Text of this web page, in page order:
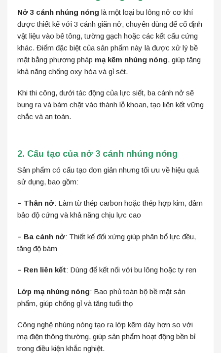
Nở 3 cánh nhúng nóng là một loại bu lông nở cơ khí
được thiết kế với 3 cánh giãn nở, chuyên dùng để cố định
vật liệu vào bê tông, tường gạch hoặc các kết cấu cứng
khác. Điểm đặc biệt của sản phẩm này là được xử lý bề
mặt bằng phương pháp mạ kẽm nhúng nóng, giúp tăng
khả năng chống oxy hóa và gỉ sét.
Khi thi công, dưới tác động của lực siết, ba cánh nở sẽ
bung ra và bám chặt vào thành lỗ khoan, tạo liên kết vững
chắc và an toàn.
2. Cấu tạo của nở 3 cánh nhúng nóng
Sản phẩm có cấu tạo đơn giản nhưng tối ưu về hiệu quả
sử dụng, bao gồm:
– Thân nở: Làm từ thép carbon hoặc thép hợp kim, đảm
bảo độ cứng và khả năng chịu lực cao
– Ba cánh nở: Thiết kế đối xứng giúp phân bổ lực đều,
tăng độ bám
– Ren liên kết: Dùng để kết nối với bu lông hoặc ty ren
Lớp mạ nhúng nóng: Bao phủ toàn bộ bề mặt sản
phẩm, giúp chống gỉ và tăng tuổi thọ
Công nghệ nhúng nóng tạo ra lớp kẽm dày hơn so với
mạ điện thông thường, giúp sản phẩm hoạt động bền bỉ
trong điều kiện khắc nghiệt.